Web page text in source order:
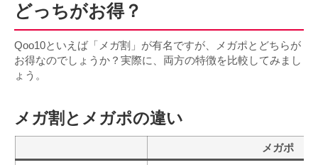
どっちがお得？
Qoo10といえば「メガ割」が有名ですが、メガポとどちらが
お得なのでしょうか？実際に、両方の特徴を比較してみまし
ょう。
メガ割とメガポの違い
メガポ